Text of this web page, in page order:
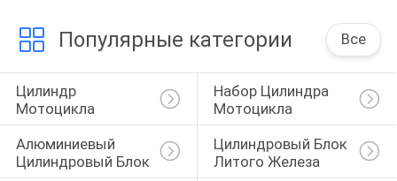
Популярные категории Все
Цилиндр
Мотоцикла
Набор Цилиндра
Мотоцикла
Алюминиевый
Цилиндровый Блок
Цилиндровый Блок
Литого Железа